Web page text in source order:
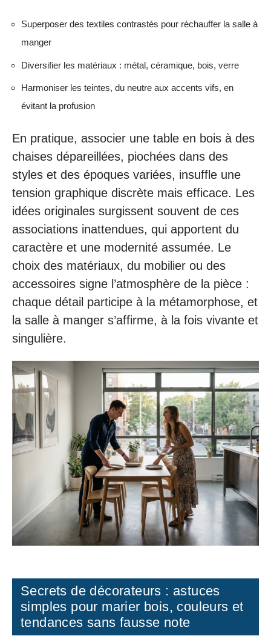
Superposer des textiles contrastés pour réchauffer la salle à
manger
Diversifier les matériaux : métal, céramique, bois, verre
Harmoniser les teintes, du neutre aux accents vifs, en
évitant la profusion
En pratique, associer une table en bois à des
chaises dépareillées, piochées dans des
styles et des époques variées, insuffle une
tension graphique discrète mais efficace. Les
idées originales surgissent souvent de ces
associations inattendues, qui apportent du
caractère et une modernité assumée. Le
choix des matériaux, du mobilier ou des
accessoires signe l’atmosphère de la pièce :
chaque détail participe à la métamorphose, et
la salle à manger s’affirme, à la fois vivante et
singulière.
Secrets de décorateurs : astuces
simples pour marier bois, couleurs et
tendances sans fausse note